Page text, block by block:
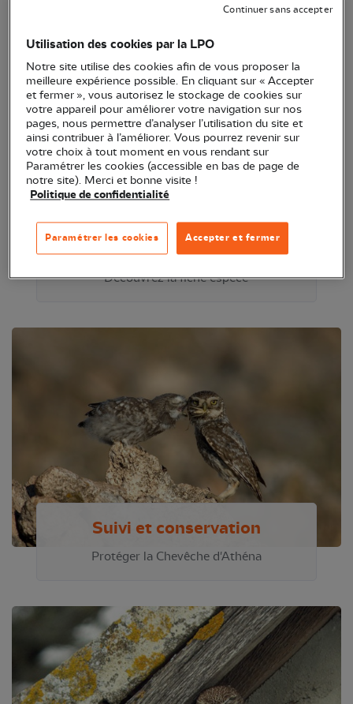
Présentation
Découvrez la fiche espèce
Suivi et conservation
Protéger la Chevêche d'Athéna
Utilisation des cookies par la LPO
Notre site utilise des cookies afin de vous proposer la
meilleure expérience possible. En cliquant sur « Accepter
et fermer », vous autorisez le stockage de cookies sur
votre appareil pour améliorer votre navigation sur nos
pages, nous permettre d’analyser l’utilisation du site et
ainsi contribuer à l’améliorer. Vous pourrez revenir sur
votre choix à tout moment en vous rendant sur
Paramétrer les cookies (accessible en bas de page de
notre site). Merci et bonne visite !
Politique de confidentialité
Accepter et fermer
Paramétrer les cookies
Continuer sans accepter